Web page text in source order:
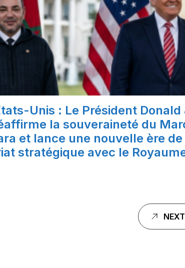
Unis : Le Président Donald
la souveraineté du
et lance une nouvelle ère de
stratégique avec le